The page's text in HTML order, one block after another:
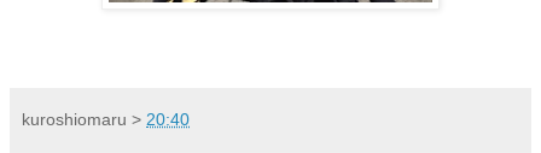
kuroshiomaru > 20:40